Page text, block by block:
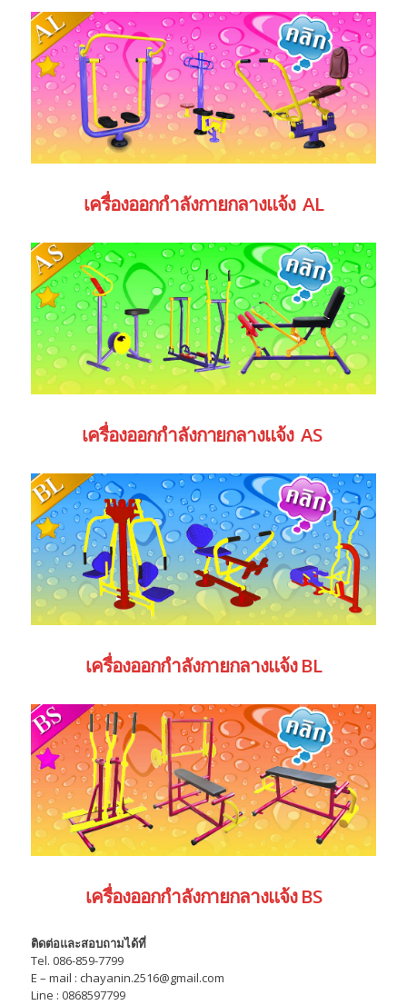
เครื่องออกกำลังกายกลางแจ้ง AL
เครื่องออกกำลังกายกลางแจ้ง AS
เครื่องออกกำลังกายกลางแจ้ง BL
เครื่องออกกำลังกายกลางแจ้ง BS
ติดต่อและสอบถามได้ที่
Tel. 086-859-7799
E – mail : chayanin.2516@gmail.com
Line : 0868597799